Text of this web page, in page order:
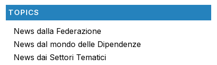
TOPICS
News dalla Federazione
News dal mondo delle Dipendenze
News dai Settori Tematici